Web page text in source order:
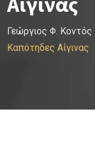
Γεώργιος Φ. Κοντός
Καπότηδες Αίγινας